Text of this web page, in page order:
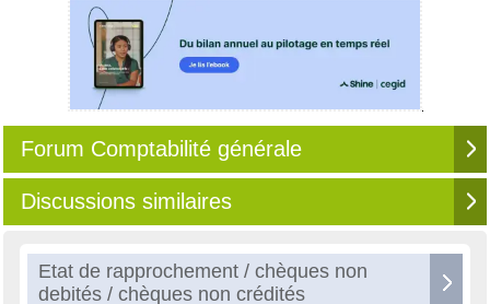
Forum Comptabilité générale
Discussions similaires
Etat de rapprochement / chèques non
debités / chèques non crédités